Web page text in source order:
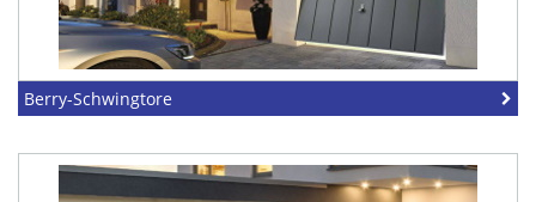
Berry-Schwingtore